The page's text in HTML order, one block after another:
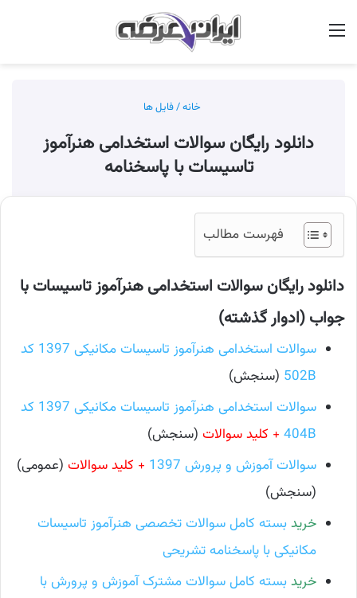
خانه/فایل ها
دانلود رایگان سوالات استخدامی هنرآموز
تاسیسات با پاسخنامه
فهرست مطالب
دانلود رایگان سوالات استخدامی هنرآموز تاسیسات با
جواب (ادوار گذشته)
سوالات استخدامی هنرآموز تاسیسات مکانیکی 1397 کد
502B (سنجش)
سوالات استخدامی هنرآموز تاسیسات مکانیکی 1397 کد
404B + کلید سوالات (سنجش)
سوالات آموزش و پرورش 1397
+ کلید سوالات (عمومی)
(سنجش)
خریدبسته کامل سوالات تخصصی هنرآموز تاسیسات
مکانیکی با پاسخنامه تشریحی
خریدبسته کامل سوالات مشترک آموزش و پرورش با